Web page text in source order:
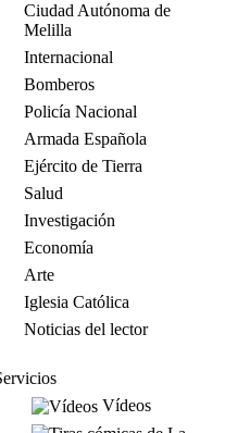
Ciudad Autónoma de
Melilla
Internacional
Bomberos
Policía Nacional
Armada Española
Ejército de Tierra
Salud
Investigación
Economía
Arte
Iglesia Católica
Noticias del lector
Vídeos